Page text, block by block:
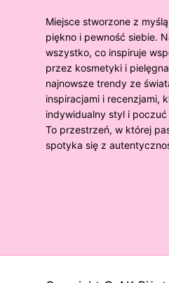
Miejsce stworzone z
piękno i pewność siebie.
wszystko, co inspiruje
przez kosmetyki i
najnowsze trendy ze
inspiracjami i recenzjami,
indywidualny styl i
To przestrzeń, w której
spotyka się z